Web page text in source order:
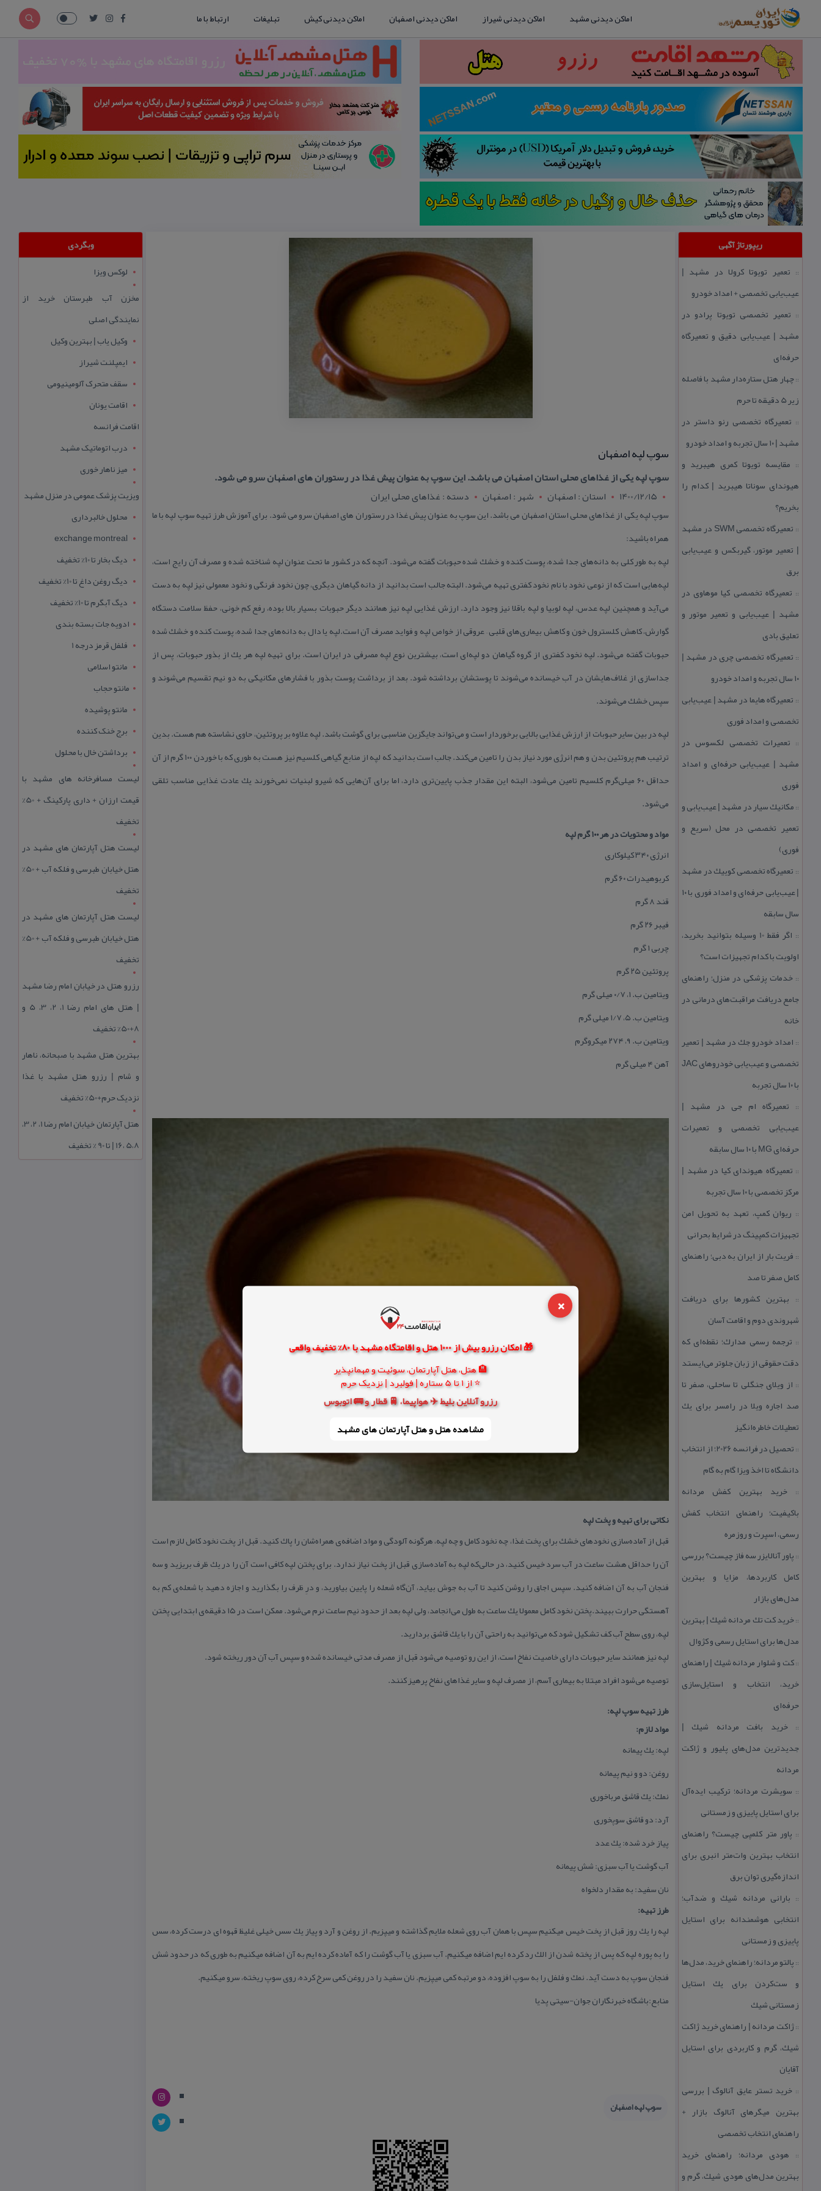
×
🎁 امکان رزرو بیش از 1000 هتل و اقامتگاه مشهد با 80% تخفیف واقعی
🏨 هتل، هتل آپارتمان، سوئیت و مهمانپذیر
⭐ از 1 تا 5 ستاره | فولبرد | نزدیک حرم
رزرو آنلاین بلیط ✈️ هواپیما، 🚆 قطار و 🚌 اتوبوس
مشاهده هتل و هتل‌ آپارتمان های مشهد
اماکن دیدنی مشهد اماکن دیدنی شیراز اماکن دیدنی اصفهان اماکن دیدنی کیش تبلیغات ارتباط با ما
ریپورتاژ آگهی
:: تعمیر تویوتا كرولا در مشهد |
عیب‌یابی تخصصی + امداد خودرو
:: تعمیر تخصصی تویوتا پرادو در
مشهد | عیب‌یابی دقیق و تعمیرگاه
حرفه‌ای
::چهار هتل‌ ستاره‌دار مشهد با فاصله
زیر 5 دقیقه تا حرم
:: تعمیرگاه تخصصی رنو داستر در
مشهد | ۱۰ سال تجربه و امداد خودرو
:: مقایسه تویوتا كمری هیبرید و
هیوندای سوناتا هیبرید | كدام را
بخریم؟
::
تعمیرگاه تخصصی SWM در مشهد
| تعمیر موتور، گیربكس و عیب‌یابی
برق
:: تعمیرگاه تخصصی كیا موهاوی در
مشهد | عیب‌یابی و تعمیر موتور و
تعلیق بادی
:: تعمیرگاه تخصصی چری در مشهد |
۱۰ سال تجربه و امداد خودرو
:: تعمیرگاه هایما در مشهد | عیب‌یابی
تخصصی و امداد فوری
:: تعمیرات تخصصی لكسوس در
مشهد | عیب‌یابی حرفه‌ای و امداد
فوری
:: مكانیك سیار در مشهد | عیب‌یابی و
تعمیر تخصصی در محل (سریع و
فوری)
:: تعمیرگاه تخصصی كوییك در مشهد
| عیب‌یابی حرفه‌ای و امداد فوری با ۱۰
سال سابقه
::
اگر فقط 10 وسیله بتوانید بخرید،
اولویت با كدام تجهیزات است؟
:: خدمات پزشكی در منزل؛ راهنمای
جامع دریافت مراقبت‌های درمانی در
خانه
:: امداد خودرو جك در مشهد | تعمیر
تخصصی و عیب‌یابی خودروهای JAC
با ۱۰ سال تجربه
:: تعمیرگاه ام جی در مشهد |
عیب‌یابی تخصصی و تعمیرات
حرفه‌ای MG با ۱۰ سال سابقه
:: تعمیرگاه هیوندای كیا در مشهد |
مركز تخصصی با ۱۰ سال تجربه
:: ریوان كمپ، تعهد به تحویل امن
تجهیزات كمپینگ در شرایط بحرانی
:: فریت بار از ایران به دبی؛ راهنمای
كامل صفر تا صد
:: بهترین كشورها برای دریافت
شهروندی دوم و اقامت آسان
:: ترجمه رسمی مدارك؛ نقطه‌ای كه
دقت حقوقی از زبان جلوتر می‌ایستد
:: از ویلای جنگلی تا ساحلی، صفر تا
صد اجاره ویلا در رامسر برای یك
تعطیلات خاطره‌انگیز
::
تحصیل در فرانسه 2026؛ از انتخاب
دانشگاه تا اخذ ویزا گام به گام
::خرید بهترین كفش مردانه
باكیفیت؛ راهنمای انتخاب كفش
رسمی، اسپرت و روزمره
:: پاور آنالایزر سه فاز چیست؟ بررسی
كامل كاربردها، مزایا و بهترین
مدل‌های بازار
::خرید كت تك مردانه شیك | بهترین
مدل‌ها برای استایل رسمی و كژوال
::كت و شلوار مردانه شیك | راهنمای
خرید، انتخاب و استایل‌سازی
حرفه‌ای
::خرید بافت مردانه شیك |
جدیدترین مدل‌های پلیور و ژاكت
مردانه
:: سویشرت مردانه؛ تركیب ایده‌آل
برای استایل پاییزی و زمستانی
:: پاور متر كلمپی چیست؟ راهنمای
انتخاب بهترین وات‌متر انبری برای
اندازه‌گیری توان برق
:: بارانی مردانه شیك و ضدآب؛
انتخابی هوشمندانه برای استایل
پاییزی و زمستانی
:: پالتو مردانه؛ راهنمای خرید، مدل‌ها
و ست‌كردن برای یك استایل
زمستانی شیك
::ژاكت مردانه | راهنمای خرید ژاكت
شیك، گرم و كاربردی برای استایل
آقایان
:: خرید تستر عایق آنالوگ | بررسی
بهترین میگرهای آنالوگ بازار +
راهنمای انتخاب تخصصی
:: هودی مردانه؛ راهنمای خرید
بهترین مدل‌های هودی شیك، گرم و
سوپ لپه اصفهان
سوپ لپه یكی از غذاهای محلی استان اصفهان می باشد. این سوپ به عنوان پیش غذا در رستوران های اصفهان سرو می شود.
1400/12/15
استان : اصفهان شهر : اصفهان دسته : غذاهای محلی ایران
سوپ لپه یكی از غذاهای محلی استان اصفهان می باشد. این سوپ به عنوان پیش غذا در رستوران های اصفهان سرو می شود. برای آموزش طرز تهیه سوپ لپه با ما
همراه باشید:
لپه به طور كلی به دانه‌های جدا شده، پوست كنده و خشك شده حبوبات گفته می‌شود. آنچه كه در كشور ما تحت عنوان لپه شناخته شده و مصرف آن رایج است،
لپه‌هایی است كه از نوعی نخود با نام نخود كفتری تهیه می‌شود. البته جالب است بدانید از دانه گیاهان دیگری، چون نخود فرنگی و نخود معمولی نیز لپه به دست
می‌آید و همچنین لپه عدس، لپه لوبیا و لپه باقلا نیز وجود دارد. ارزش غذایی لپه نیز همانند دیگر حبوبات بسیار بالا بوده، رفع كم خونی، حفظ سلامت دستگاه
گوارش، كاهش كلسترول خون و كاهش بیماری‌های قلبی – عروقی از خواص لپه و فواید مصرف آن است.لپه یا دال به دانه‌های جدا شده، پوست كنده و خشك شده
حبوبات گفته می‌شود. لپه نخود كفتری از گروه گیاهان دو لپه‌ای است، بیشترین نوع لپه مصرفی در ایران است. برای تهیه لپه هر یك از بذور حبوبات، پس از
جداسازی از غلاف‌هایشان در آب خیسانده می‌شوند تا پوستشان برداشته شود. بعد از برداشت پوست بذور با فشار‌های مكانیكی به دو نیم تقسیم می‌شوند و
سپس خشك می‌شوند.
لپه در بین سایر حبوبات از ارزش غذایی بالایی برخوردار است و می‌تواند جایگزین مناسبی برای گوشت باشد. لپه علاوه بر پروتئین، حاوی نشاسته هم هست. بدین
ترتیب هم پروتئین بدن و هم انرژی مورد نیاز بدن را تامین می‌كند. جالب است بدانید كه لپه از منابع گیاهی كلسیم نیز هست به طوری كه با خوردن ۱۰۰ گرم از آن
حداقل ۶۰ میلی‌گرم كلسیم تامین می‌شود، البته این مقدار جذب پایین‌تری دارد، اما برای آن‌هایی كه شیرو لبنیات نمی‌خورند یك عادت غذایی مناسب تلقی
می‌شود.
مواد و محتویات در هر ۱۰۰ گرم لپه
انرژی ۳۴۰ كیلوكاری
كربوهیدرات ۶۰ گرم
قند ۸ گرم
فیبر ۲۶ گرم
چربی ۱ گرم
پروتئین ۲۵ گرم
ویتامین ب. ۱، ۰/۷ میلی گرم
ویتامین ب. ۵، ۱/۷ میلی گرم
ویتامین ب. ۹، ۲۷۴ میكروگرم
آهن ۴ میلی گرم
نكاتی برای تهیه و پخت لپه
قبل از آماده‌سازی نخود‌های خشك برای پخت غذا، چه نخود كامل و چه لپه، هرگونه آلودگی و مواد اضافه‌ی همراه‌شان را پاك كنید. قبل از پخت نخود كامل لازم است
آن را حداقل هشت ساعت در آب سرد خیس كنید، در حالی‌كه لپه به آماده‌سازی قبل از پخت نیاز ندارد. برای پختن لپه كافی است آن را در یك ظرف بریزید و سه
فنجان آب به آن اضافه كنید. سپس اجاق را روشن كنید تا آب به جوش بیاید، آن‌گاه شعله را پایین بیاورید، و درِ ظرف را بگذارید و اجازه دهید با شعله‌ی كم به
آهستگی حرارت ببیند.پختن نخود كامل معمولا یك ساعت به طول می‌انجامد، ولی لپه بعد از حدود نیم ساعت نرم می‌شود. ممكن است در ۱۵ دقیقه‌ی ابتدایی پختن
لپه، روی سطح آب كف تشكیل شود كه می‌توانید به راحتی آن را با یك قاشق بردارید.
لپه نیز همانند سایر حبوبات دارای خاصیت نفاخ است، از این رو توصیه می‌شود قبل از مصرف مدتی خیسانده شده و سپس آب آن دور ریخته شود.
توصیه می‌شود افراد مبتلا به بیماری آسم، از مصرف لپه و سایر غذا‌های نفاخ پرهیز كنند.
طرز تهیه سوپ لپه:
مواد لازم:
لپه: یك پیمانه
روغن: دو و نیم پیمانه
نمك: یك قاشق مرباخوری
آرد: دو قاشق سوپخوری
پیاز خرد شده: یك عدد
آب گوشت یا آب سبزی: شش پیمانه
نان سفید: به مقدار دلخواه
طرز تهیه:
لپه را یك روز قبل از پخت خیس میكنیم سپس با همان آب روی شعله ملایم گذاشته و میپزیم. از روغن و آرد و پیاز یك سس خیلی غلیظ قهوه ای درست كرده، سس
را به پوره لپه كه پس از پخته شدن از الك رد كرده ایم اضافه میكنیم. آب سبزی یا آب گوشت را كه آماده كرده ایم به آن اضافه میكنیم به طوری كه در حدود شش
فنجان سوپ به دست آید. نمك و فلفل را به سوپ افزوده، دو مرتبه كمی میپزیم. نان سفید را در روغن كمی سرخ كرده، روی سوپ ریخته، سرو میكنیم.
منابع:باشگاه خبرنگاران جوان-سیتی پدیا
سوپ لپه اصفهان
وبگردی
لوکس ویزا
مخزن آب طبرستان خرید از
نمایندگی اصلی
وکیل یاب | بهترین وکیل
ایمپلنت شیراز
سقف متحرک آلومینیومی
اقامت یونان
اقامت فرانسه
درب اتوماتیک مشهد
میز ناهار خوری
ویزیت پزشک عمومی در منزل مشهد
محلول خالبرداری
exchange montreal
دیگ بخار تا 10% تخفیف
دیگ روغن داغ تا 10% تخفیف
دیگ آبگرم تا 10% تخفیف
ادویه جات بسته بندی
فلفل قرمز درجه 1
مانتو اسلامی
مانتو حجاب
مانتو پوشیده
برج خنک کننده
برداشتن خال با محلول
لیست مسافرخانه های مشهد با
قیمت ارزان + داری پارکینگ + 50%
تخفیف
لیست هتل آپارتمان های مشهد در
هتل خیابان طبرسی و فلکه آب + 50%
تخفیف
لیست هتل آپارتمان های مشهد در
هتل خیابان طبرسی و فلکه آب + 50%
تخفیف
رزرو هتل در خیابان امام رضا مشهد
| هتل‌ های امام رضا 1، 2، 3، 5 و
8+50% تخفیف
بهترین هتل مشهد با صبحانه، ناهار
و شام | رزرو هتل مشهد با غذا
نزدیک حرم+50% تخفیف
هتل آپارتمان خیابان امام رضا 1، 2، 3،
5،8 ،16 | تا 90 % تخفیف